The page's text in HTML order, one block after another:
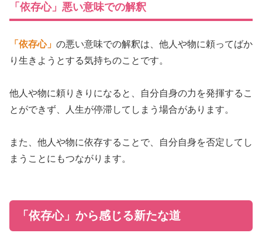
「依存心」悪い意味での解釈
「依存心」 の悪い意味での解釈は、他人や物に頼ってばか
り生きようとする気持ちのことです。
他人や物に頼りきりになると、自分自身の力を発揮するこ
とができず、人生が停滞してしまう場合があります。
また、他人や物に依存することで、自分自身を否定してし
まうことにもつながります。
「依存心」から感じる新たな道